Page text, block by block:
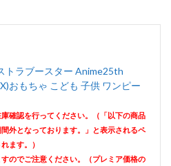
トラブースター Anime25th
おもちゃ こども 子供 ワンピー
確認を行ってください。（「以下の商品
外となっております。」と表示されるペ
ます。）
のでご注意ください。（プレミア価格の